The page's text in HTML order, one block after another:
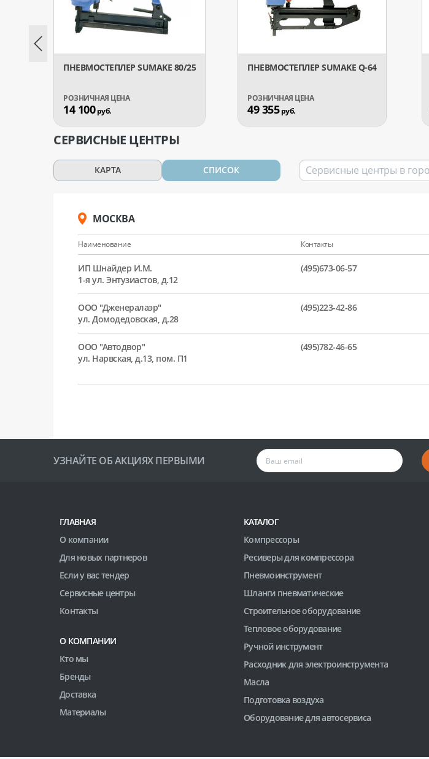
ПНЕВМОСТЕПЛЕР SUMAKE 80/25
14 100руб.
ПНЕВМОСТЕПЛЕР SUMAKE Q-64
49 355руб.
СЕРВИСНЫЕ ЦЕНТРЫ
КАРТА СПИСОК
МОСКВА
Наименование Контакты
ИП Шнайдер И.М.
1-я ул. Энтузиастов, д.12
(495)673-06-57
ООО "Дженералаэр"
ул. Домодедовская, д.28
(495)223-42-86
ООО "Автодвор"
ул. Нарвская, д.13, пом. П1
(495)782-46-65
УЗНАЙТЕ ОБ АКЦИЯХ ПЕРВЫМИ
ГЛАВНАЯ
О компании
Для новых партнеров
Если у вас тендер
Сервисные центры
Контакты
О КОМПАНИИ
Кто мы
Бренды
Доставка
Материалы
КАТАЛОГ
Компрессоры
Ресиверы для компрессора
Пневмоинструмент
Шланги пневматические
Строительное оборудование
Тепловое оборудование
Ручной инструмент
Расходник для электроинструмента
Масла
Подготовка воздуха
Оборудование для автосервиса